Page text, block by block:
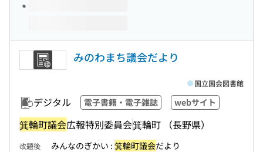
みのわまち議会だより
デジタル 電子書籍・電子雑誌 webサイト
箕輪町議会広報特別委員会箕輪町 （長野県）
国立国会図書館
改題後 みんなのぎかい : 箕輪町議会だより